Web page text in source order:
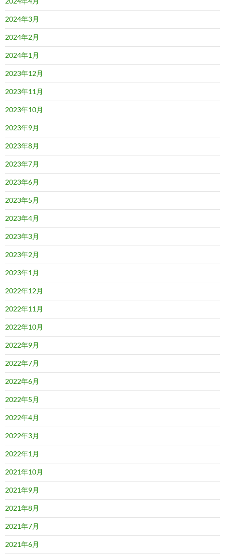
2024年3月
2024年2月
2024年1月
2023年12月
2023年11月
2023年10月
2023年9月
2023年8月
2023年7月
2023年6月
2023年5月
2023年4月
2023年3月
2023年2月
2023年1月
2022年12月
2022年11月
2022年10月
2022年9月
2022年7月
2022年6月
2022年5月
2022年4月
2022年3月
2022年1月
2021年10月
2021年9月
2021年8月
2021年7月
2021年6月